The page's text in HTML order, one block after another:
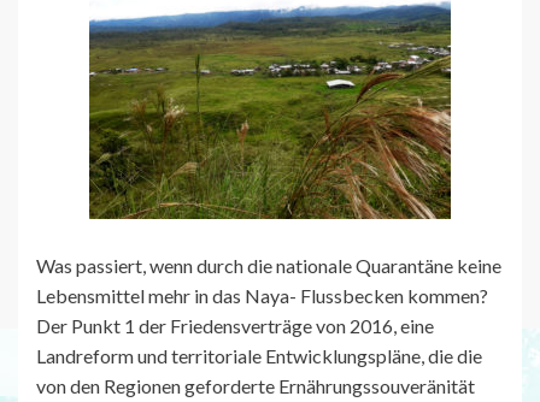
Was passiert, wenn durch die nationale Quarantäne keine
Lebensmittel mehr in das Naya- Flussbecken kommen?
Der Punkt 1 der Friedensverträge von 2016, eine
Landreform und territoriale Entwicklungspläne, die die
von den Regionen geforderte Ernährungssouveränität